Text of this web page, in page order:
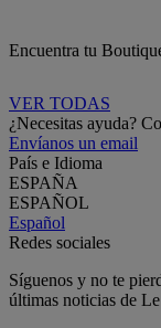
Encuentra tu
VER TODAS
¿Necesitas ayuda?
Envíanos un email
País e Idioma
ESPAÑA
ESPAÑOL
Español
Redes sociales
Síguenos y no te
últimas noticias de